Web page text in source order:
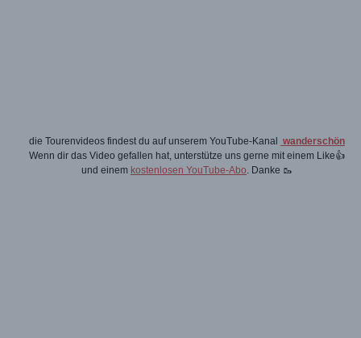
die Tourenvideos findest du auf unserem YouTube-Kanal wanderschön
Wenn dir das Video gefallen hat, unterstütze uns gerne mit einem Like👍
und einem kostenlosen YouTube-Abo . Danke 🥾